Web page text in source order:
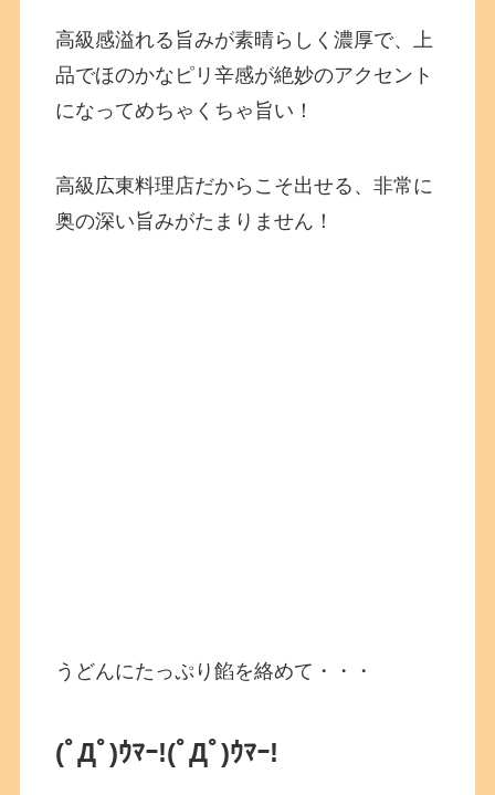
高級感溢れる旨みが素晴らしく濃厚で、上
品でほのかなピリ辛感が絶妙のアクセント
になってめちゃくちゃ旨い！
高級広東料理店だからこそ出せる、非常に
奥の深い旨みがたまりません！
うどんにたっぷり餡を絡めて・・・
(ﾟДﾟ)ｳﾏｰ!(ﾟДﾟ)ｳﾏｰ!